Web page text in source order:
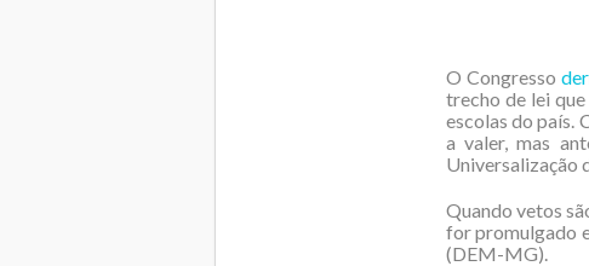
O Congresso
trecho de lei
escolas do país.
a valer, mas
Universalização
Quando vetos
for promulgado
(DEM-MG).